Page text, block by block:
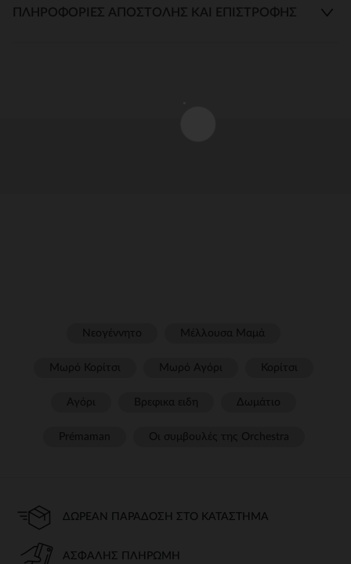
ΠΛΗΡΟΦΟΡΊΕΣ ΑΠΟΣΤΟΛΉΣ ΚΑΙ ΕΠΙΣΤΡΟΦΉΣ
ΔΩΡΕΆΝ ΠΑΡΆΔΟΣΗ ΣΤΟ ΚΑΤΆΣΤΗΜΑ
ΑΣΦΑΛΉΣ ΠΛΗΡΩΜΉ